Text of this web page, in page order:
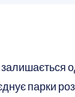
парки